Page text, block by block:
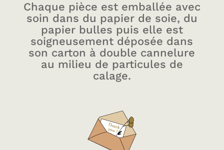
Chaque pièce est emballée avec
soin dans du papier de soie, du
papier bulles puis elle est
soigneusement déposée dans
son carton à double cannelure
au milieu de particules de
calage.